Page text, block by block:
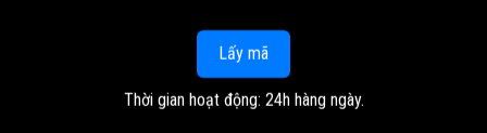
Lấy mã
Thời gian hoạt động: 24h hàng ngày.